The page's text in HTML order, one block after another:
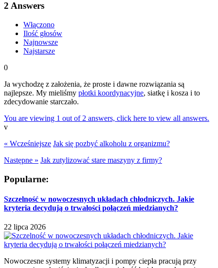
2 Answers
Włączono
Ilość głosów
Najnowsze
Najstarsze
0
Ja wychodzę z założenia, że proste i dawne rozwiązania są
najlepsze. My mieliśmy płotki koordynacyjne, siatkę i kosza i to
zdecydowanie starczało.
You are viewing 1 out of 2 answers, click here to view all answers.
v
« Wcześniejsze Jak się pozbyć alkoholu z organizmu?
Następne » Jak zutylizować stare maszyny z firmy?
Popularne:
Szczelność w nowoczesnych układach chłodniczych. Jakie
kryteria decydują o trwałości połączeń miedzianych?
22 lipca 2026
Nowoczesne systemy klimatyzacji i pompy ciepła pracują przy